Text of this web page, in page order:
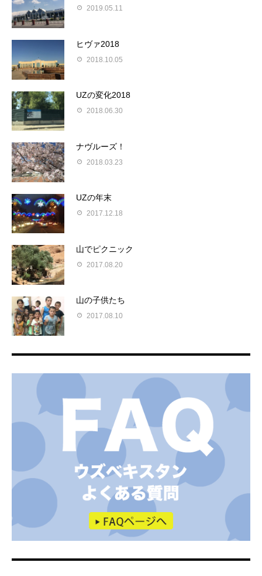
2019.05.11
ヒヴァ2018
2018.10.05
UZの変化2018
2018.06.30
ナヴルーズ！
2018.03.23
UZの年末
2017.12.18
山でピクニック
2017.08.20
山の子供たち
2017.08.10